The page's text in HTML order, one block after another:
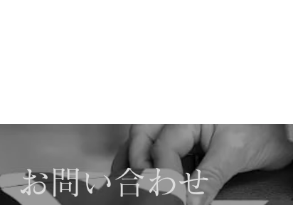
お問い合わせ